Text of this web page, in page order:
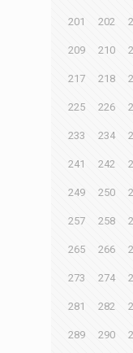
201 202
209 210
217 218
225 226
233 234
241 242
249 250
257 258
265 266
273 274
281 282
289 290